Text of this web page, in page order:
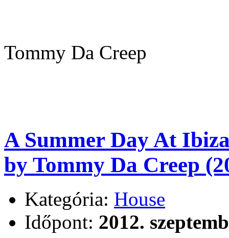
Tommy Da Creep
A Summer Day At
by Tommy Da Creep
Kategória: House
Időpont: 2012.